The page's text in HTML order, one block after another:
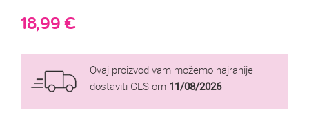
18,99€
Ovaj proizvod vam možemo najranije
dostaviti GLS-om 11/08/2026